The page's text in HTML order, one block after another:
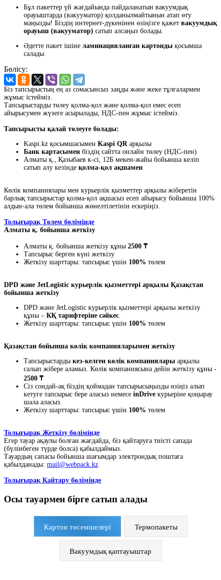
Бұл пакеттер үй жағдайында пайдаланатын вакуумдық
орауыштарда (вакууматор) қолданылмайтынын атап өту
маңызды! Біздің интернет-дүкенінен өзіңізге қажет вакуумдық
орауыш (вакууматор) сатып алсаңыз болады.
Әдетте пакет ішіне ламинацияланған картонды қосымша
салады.
Бөлісу:
Біз тапсырыстың ең аз сомасынсыз заңды және жеке тұлғалармен
жұмыс істейміз.
Тапсырыстарды төлеу қолма-қол және қолма-қол емес есеп
айырысумен жүзеге асырылады, НДС-пен жұмыс істейміз.
Тапсырысты қалай төлеуге болады:
Kaspi.kz қосымшасымен Kaspi QRарқылы
Банк картасымен біздің сайтта онлайн төлеу (НДС-пен)
Алматы қ., Қазыбаев к-сі, 12Б мекен-жайы бойынша келіп
сатып алу кезінде қолма-қол ақшамен
Көлік компаниялары мен курьерлік қызметтер арқылы жіберетін
барлық тапсырыстар қолма-қол ақшасыз есеп айырысу бойынша 100%
алдын-ала төлем бойынша жөнелтілетінін ескеріңіз.
Толығырақ Төлем бөлімінде
Алматы қ. бойынша жеткізу
Алматы қ. бойынша жеткізу құны 2500 ₸
Тапсырыс берген күні жеткізу
Жеткізу шарттары: тапсырыс үшін 100% төлем
DPD және JetLogistic курьерлік қызметтері арқылы Қазақстан
бойынша жеткізу
DPD және JetLogistic курьерлік қызметтері арқылы жеткізу
құны – КҚ тарифтеріне сәйкес.
Жеткізу шарттары: тапсырыс үшін 100% төлем
Қазақстан бойынша көлік компанияларымен жеткізу
Тапсырыстарды кез-келген көлік компаниялары арқылы
салып жібере аламыз. Көлік компаниясына дейін жеткізу құны -
2500 ₸
Сіз сондай-ақ біздің қоймадан тапсырысыңызды өзіңіз алып
кетуге тапсырыс бере аласыз немесе inDrive курьеріне қоңырау
шала аласыз.
Жеткізу шарттары: тапсырыс үшін 100% төлем
Толығырақ Жеткізу бөлімінде
Егер тауар ақаулы болған жағдайда, біз қайтаруға тиісті сапада
(бүлінбеген түрде болса) қабылдаймыз.
Тауардың сапасы бойынша шағымдар электрондық поштаға
қабылданады: mail@webpack.kz
Толығырақ Қайтару бөлімінде
Осы тауармен бірге сатып алады
Картон төсемшелері Термопакеты
Вакуумдық қаптауыштар